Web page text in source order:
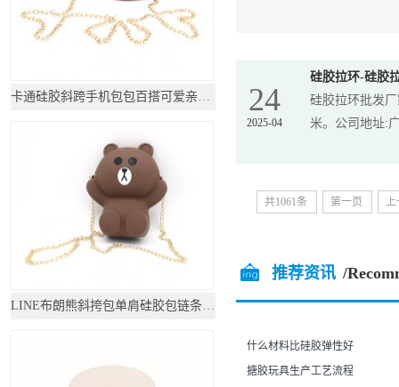
24
2025-04
硅胶拉环-硅胶
硅胶拉环批发
米。公司地址:
共1061条 第一页 上
推荐资讯 /
什么材料比硅胶弹性好
搪胶玩具生产工艺流程
卡通硅胶斜跨手机包包百搭可爱亲子时尚链条背
LINE布朗熊斜挎包单肩硅胶包链条包可妮兔女化妆